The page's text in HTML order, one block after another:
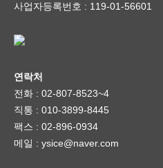
사업자등록번호 : 119-01-56601
연락처
전화 : 02-807-8523~4
직통 : 010-3899-8445
팩스 : 02-896-0934
메일 : ysice@naver.com